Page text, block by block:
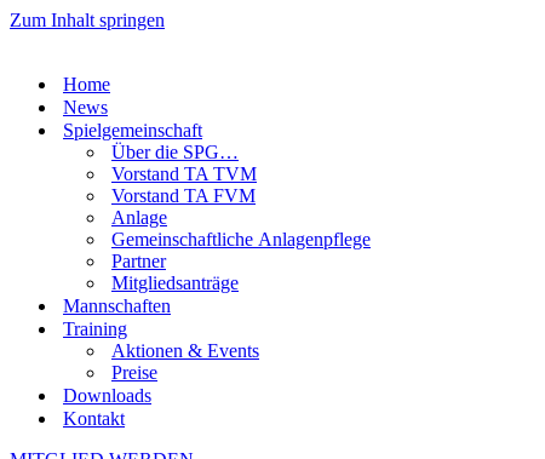
Zum Inhalt springen
Home
News
Spielgemeinschaft
Über die SPG…
Vorstand TA TVM
Vorstand TA FVM
Anlage
Gemeinschaftliche Anlagenpflege
Partner
Mitgliedsanträge
Mannschaften
Training
Aktionen & Events
Preise
Downloads
Kontakt